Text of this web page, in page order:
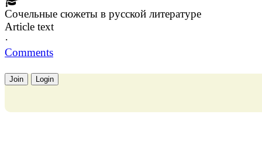
Сочельные сюжеты в русской литературе
Article text
·
Comments
Join Login